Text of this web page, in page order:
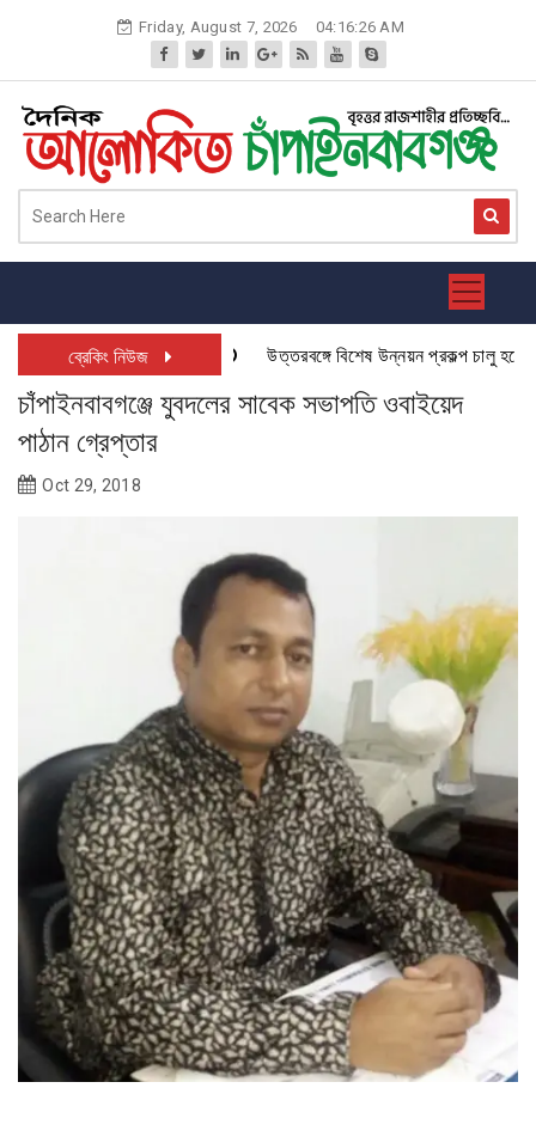
Friday, August 7, 2026 04:16:27 AM
ব্রেকিং নিউজ উত্তরবঙ্গে বিশেষ উন্নয়ন প্রকল্প চালু হতে
চাঁপাইনবাবগঞ্জে যুবদলের সাবেক সভাপতি ওবাইয়েদ
পাঠান গ্রেপ্তার
Oct 29, 2018